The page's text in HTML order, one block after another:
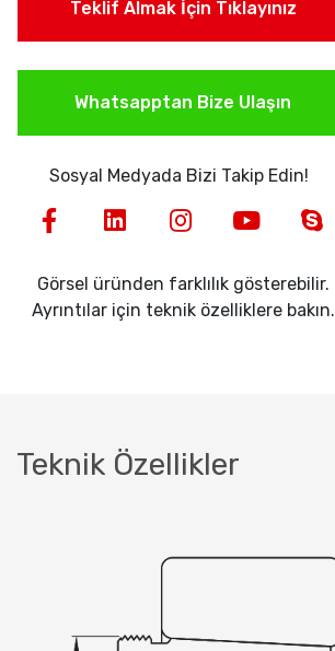
Teklif Almak İçin Tıklayınız
Whatsapptan Bize Ulaşın
Sosyal Medyada Bizi Takip Edin!
Görsel üründen farklılık gösterebilir.
Ayrıntılar için teknik özelliklere bakın.
Teknik Özellikler